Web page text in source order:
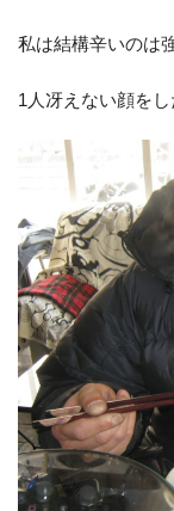
私は結構辛いのは
1人冴えない顔をし